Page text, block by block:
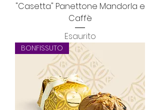
"Casetta" Panettone Mandorla e
Caffè
Esaurito
BONFISSUTO